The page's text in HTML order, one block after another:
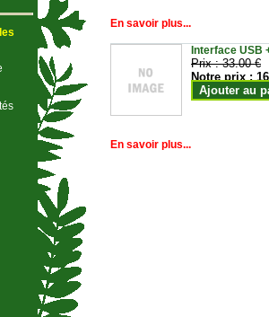
En savoir plus...
Interface USB
Prix :33.00 €
Notre prix :
Ajouter au
En savoir plus...